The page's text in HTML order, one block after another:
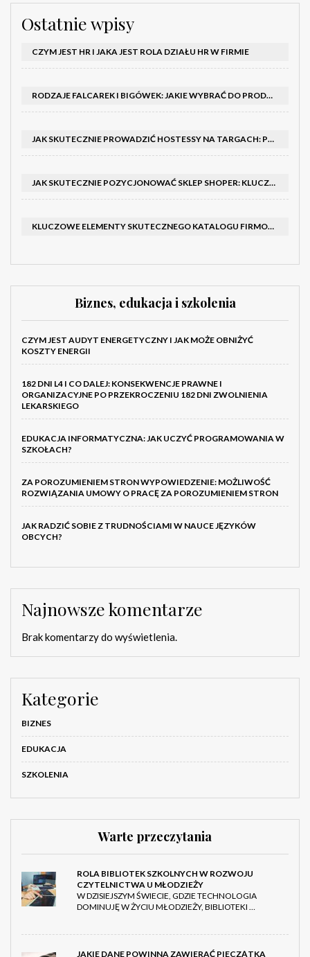
Ostatnie wpisy
CZYM JEST HR I JAKA JEST ROLA DZIAŁU HR W FIRMIE
RODZAJE FALCAREK I BIGÓWEK: JAKIE WYBRAĆ DO PRODUKCJI?
JAK SKUTECZNIE PROWADZIĆ HOSTESSY NA TARGACH: PORADNIK I SZKOLENIA
JAK SKUTECZNIE POZYCJONOWAĆ SKLEP SHOPER: KLUCZOWE KROKI I STRATEGIE
KLUCZOWE ELEMENTY SKUTECZNEGO KATALOGU FIRMOWEGO I BROSZURY
Biznes, edukacja i szkolenia
CZYM JEST AUDYT ENERGETYCZNY I JAK MOŻE OBNIŻYĆ
KOSZTY ENERGII
182 DNI L4 I CO DALEJ: KONSEKWENCJE PRAWNE I
ORGANIZACYJNE PO PRZEKROCZENIU 182 DNI ZWOLNIENIA
LEKARSKIEGO
EDUKACJA INFORMATYCZNA: JAK UCZYĆ PROGRAMOWANIA W
SZKOŁACH?
ZA POROZUMIENIEM STRON WYPOWIEDZENIE: MOŻLIWOŚĆ
ROZWIĄZANIA UMOWY O PRACĘ ZA POROZUMIENIEM STRON
JAK RADZIĆ SOBIE Z TRUDNOŚCIAMI W NAUCE JĘZYKÓW
OBCYCH?
Najnowsze komentarze
Brak komentarzy do wyświetlenia.
Kategorie
BIZNES
EDUKACJA
SZKOLENIA
Warte przeczytania
ROLA BIBLIOTEK SZKOLNYCH W ROZWOJU
CZYTELNICTWA U MŁODZIEŻY
W DZISIEJSZYM ŚWIECIE, GDZIE TECHNOLOGIA
DOMINUJĘ W ŻYCIU MŁODZIEŻY, BIBLIOTEKI …
JAKIE DANE POWINNA ZAWIERAĆ PIECZĄTKA